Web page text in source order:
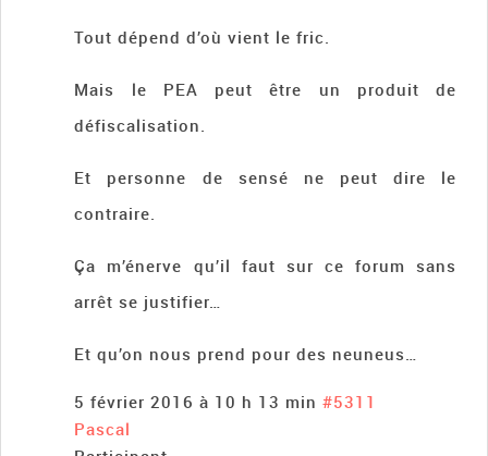
Tout dépend d’où vient le fric.
Mais le PEA peut être un produit de
défiscalisation.
Et personne de sensé ne peut dire le
contraire.
Ça m’énerve qu’il faut sur ce forum sans
arrêt se justifier…
Et qu’on nous prend pour des neuneus…
5 février 2016 à 10 h 13 min #5311
Pascal